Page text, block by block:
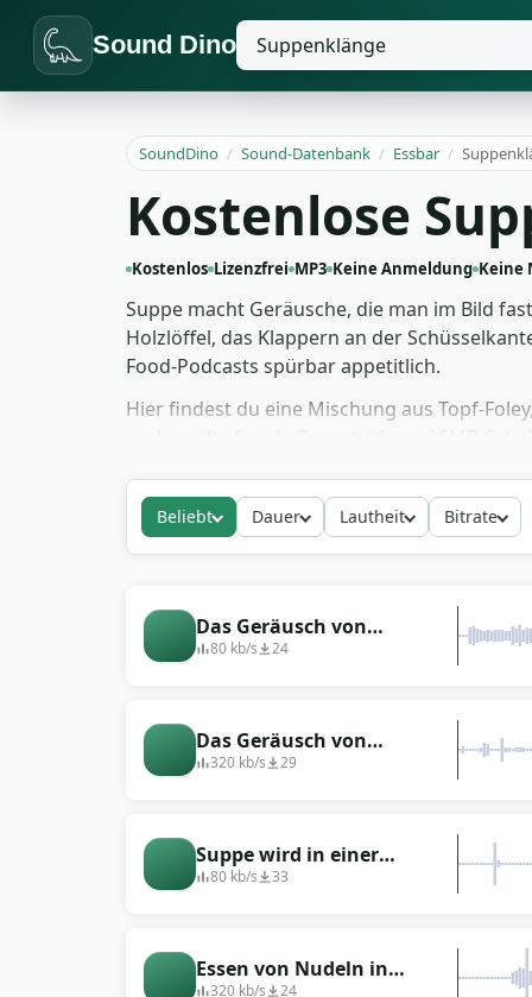
Sound Dino
SoundDino / Sound-Datenbank / Essbar /
Kostenlose
Kostenlos Lizenzfrei MP3 Keine Anmeldung Keine
Suppe macht Geräusche, die man im Bild
Holzlöffel, das Klappern an der
Food-Podcasts spürbar appetitlich.
Hier findest du eine Mischung aus Topf-
Hintergrund halten und die Schlürf-Hits
Beliebt Dauer Lautheit Bitrate
Das Geräusch von
kochender und kochender
80 kb/s 24
Das Geräusch von
kochendem Brei oder
320 kb/s 29
Suppe wird in einer
Schüssel gerührt
80 kb/s 33
Essen von Nudeln in
Pulverform, Soundeffekt 4
320 kb/s 24